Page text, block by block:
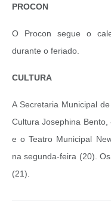
PROCON
O Procon segue o
durante o feriado.
CULTURA
A Secretaria Municipal
Cultura Josephina
e o Teatro Municipal
na segunda-feira (20).
(21).